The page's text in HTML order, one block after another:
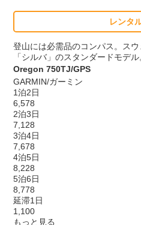
レンタ
登山には必需品のコンパス。ス
「シルバ」のスタンダードモデル
Oregon 750TJ/GPS
GARMIN/ガーミン
1泊2日
6,578
2泊3日
7,128
3泊4日
7,678
4泊5日
8,228
5泊6日
8,778
延滞1日
1,100
もっと見る